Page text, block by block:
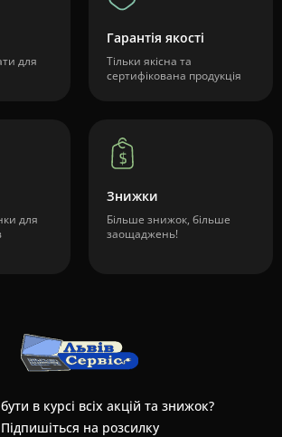
для
Гарантія якості
Тільки якісна та
сертифікована продукція
для
Знижки
Більше знижок, більше
заощаджень!
в курсі всіх акцій та знижок?
Підпишіться на розсилку